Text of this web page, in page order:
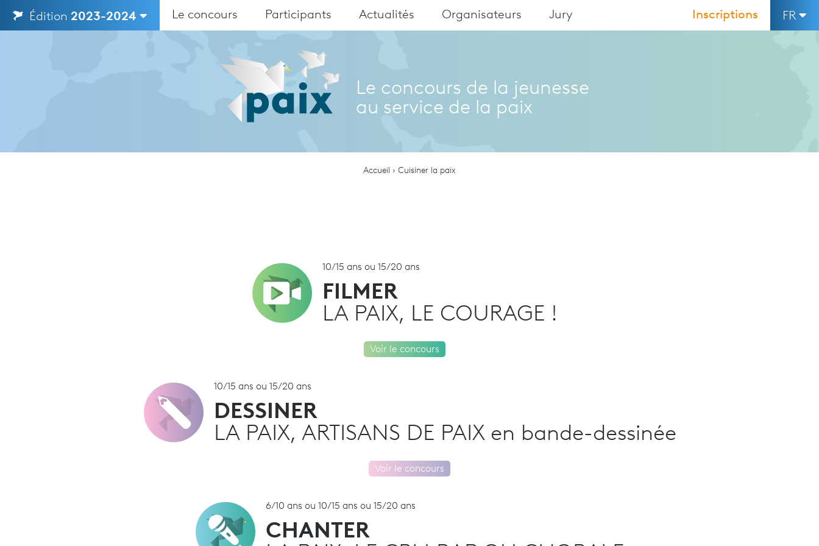
Édition 2023-2024 FR
Le concours Participants Actualités Organisateurs Jury Inscriptions
Le concours de la jeunesse
au service de la paix
Accueil Cuisiner la paix
10/15 ans ou 15/20 ans
FILMER
LA PAIX, LE COURAGE !
Voir le concours
10/15 ans ou 15/20 ans
DESSINER
LA PAIX, ARTISANS DE PAIX en bande-dessinée
Voir le concours
6/10 ans ou 10/15 ans ou 15/20 ans
CHANTER